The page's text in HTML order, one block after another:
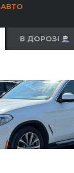
АВТО
В ДОРОЗІ